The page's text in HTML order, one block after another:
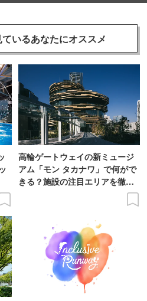
いるあなたにオススメ
高輪ゲートウェイの新ミュージ
アム「モン タカナワ」で何がで
きる？施設の注目エリアを徹底